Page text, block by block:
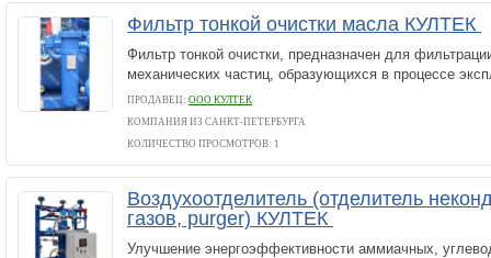
Фильтр тонкой очистки масла КУЛТЕК
Фильтр тонкой очистки, предназначен для
механических частиц, образующихся в процессе
ПРОДАВЕЦ: ООО КУЛТЕК
КОМПАНИЯ ИЗ САНКТ-ПЕТЕРБУРГА
КОЛИЧЕСТВО ПРОСМОТРОВ: 1
Воздухоотделитель (отделитель
газов, purger) КУЛТЕК
Улучшение энергоэффективности аммиачных,